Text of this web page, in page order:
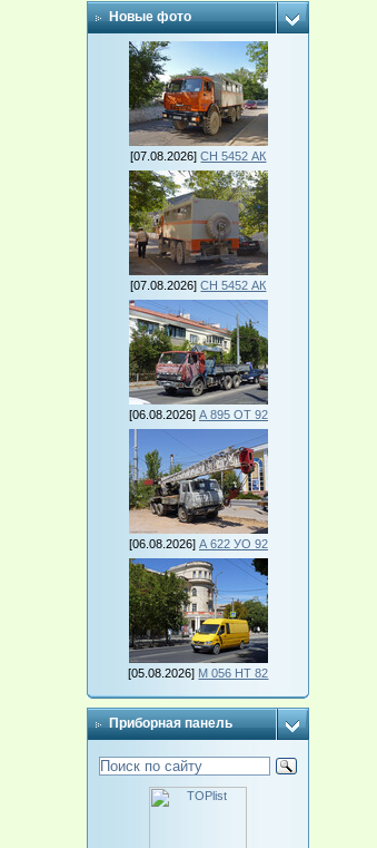
Новые фото
[07.08.2026]СН 5452 АК
[07.08.2026]СН 5452 АК
[06.08.2026] А 895 ОТ 92
[06.08.2026] А 622 УО 92
[05.08.2026] М 056 НТ 82
Приборная панель